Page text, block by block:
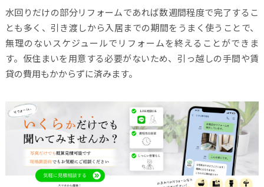
水回りだけの部分リフォームであれば数週間程度で完了するこ
とも多く、引き渡しから入居までの期間をうまく使うことで、
無理のないスケジュールでリフォームを終えることができま
す。仮住まいを用意する必要がないため、引っ越しの手間や賃
貸の費用もかからずに済みます。